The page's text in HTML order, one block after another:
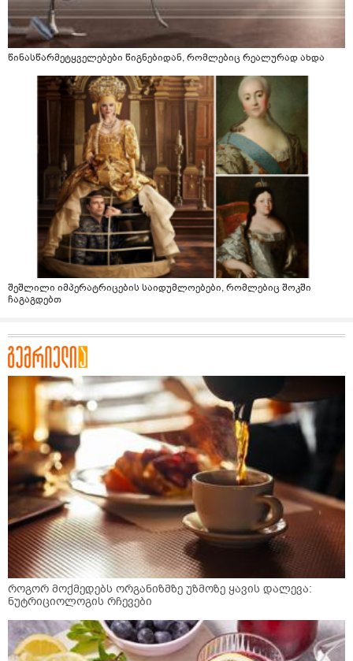
წინასწარმეტყველებები წიგნებიდან, რომლებიც რეალურად ახდა
შეშლილი იმპერატრიცების საიდუმლოებები, რომლებიც შოკში
ჩაგაგდებთ
როგორ მოქმედებს ორგანიზმზე უზმოზე ყავის დალევა:
ნუტრიციოლოგის რჩევები